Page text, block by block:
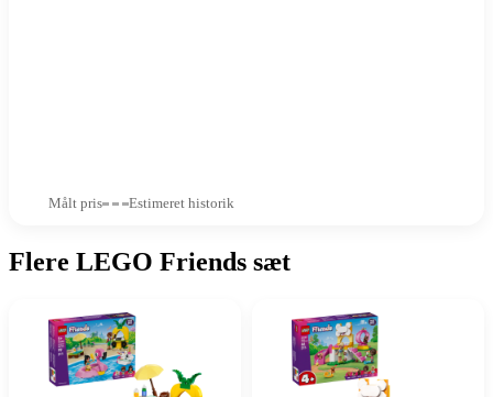
Målt pris Estimeret historik
Flere LEGO Friends sæt